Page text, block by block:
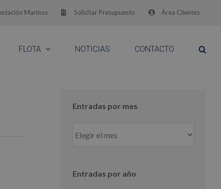
Marinos Solicitar Presupuesto Área Clientes
FLOTA NOTICIAS CONTACTO
Entradas por mes
por
Entradas por año